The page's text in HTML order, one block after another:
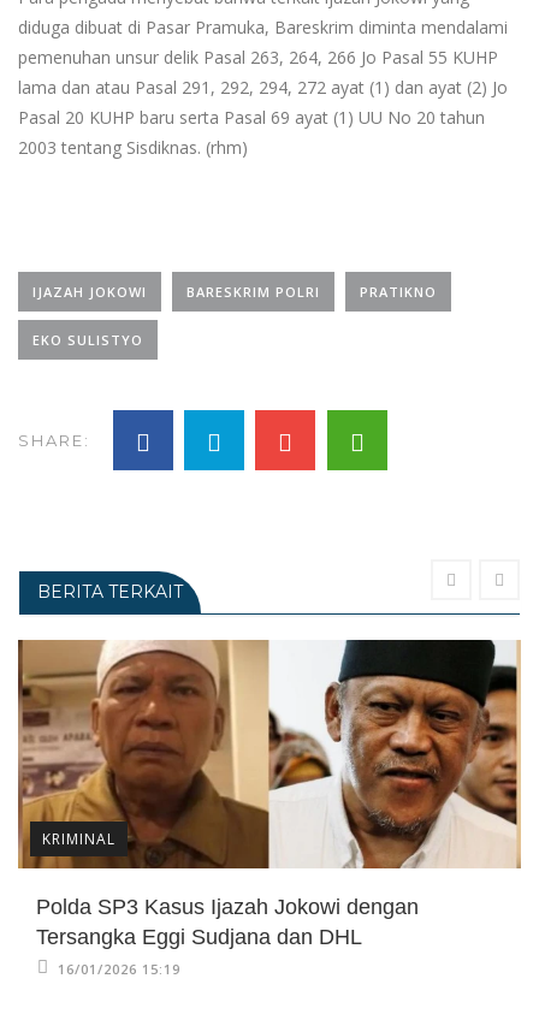
diduga dibuat di Pasar Pramuka, Bareskrim diminta mendalami
pemenuhan unsur delik Pasal 263, 264, 266 Jo Pasal 55 KUHP
lama dan atau Pasal 291, 292, 294, 272 ayat (1) dan ayat (2) Jo
Pasal 20 KUHP baru serta Pasal 69 ayat (1) UU No 20 tahun
2003 tentang Sisdiknas. (rhm)
IJAZAH JOKOWI BARESKRIM POLRI PRATIKNO
EKO SULISTYO
SHARE:
BERITA TERKAIT
KRIMINAL
Polda SP3 Kasus Ijazah Jokowi dengan
Tersangka Eggi Sudjana dan DHL
16/01/2026 15:19